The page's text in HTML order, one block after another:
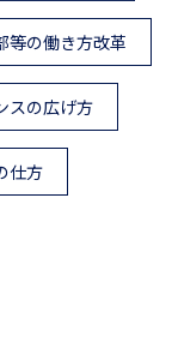
等の働き方改革
スの広げ方
仕方